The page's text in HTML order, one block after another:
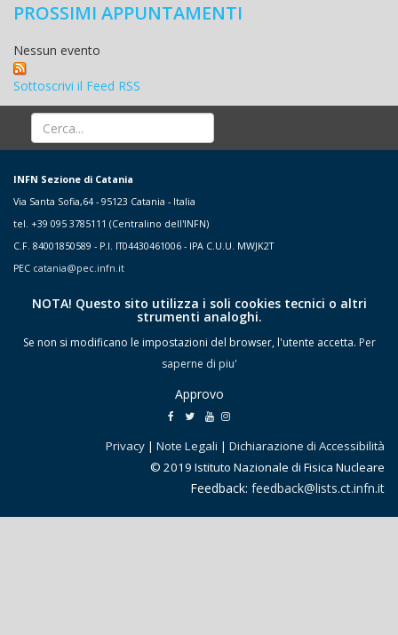
PROSSIMI APPUNTAMENTI
Nessun evento
Sottoscrivi il Feed RSS
INFN Sezione di Catania
Via Santa Sofia,64 - 95123 Catania - Italia
tel. +39 095 3785111 (Centralino dell'INFN)
C.F. 84001850589 - P.I. IT04430461006 - IPA C.U.U. MWJK2T
PEC catania@pec.infn.it
NOTA! Questo sito utilizza i soli cookies tecnici o altri
strumenti analoghi.
Se non si modificano le impostazioni del browser, l'utente accetta. Per
saperne di piu'
Approvo
Privacy | Note Legali | Dichiarazione di Accessibilità
© 2019 Istituto Nazionale di Fisica Nucleare
Feedback: feedback@lists.ct.infn.it